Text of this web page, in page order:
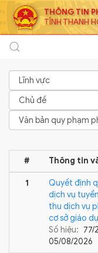
THÔNG TIN
TỈNH THANH
# Thông tin
1
Quyết định
dịch vụ
thu dịch vụ
cơ sở giáo
Số hiệu: 77/
05/08/2026